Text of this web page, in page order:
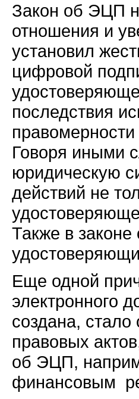
Закон об ЭЦП
отношения и
установил
цифровой
последствия
Говоря иными
юридическую
действий не
Также в законе
Еще одной
электронного
создана, стало
правовых
об ЭЦП,
финансовым